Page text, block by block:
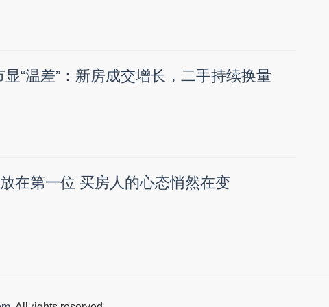
“温差”：新房成交增长，二手持续换量
在第一位 买房人的心态悄然在变